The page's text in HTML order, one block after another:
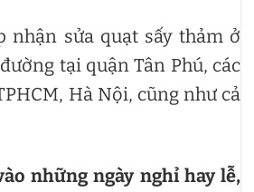
nhận sửa quạt sấy thảm ở
tại quận Tân Phú, các
Hà Nội, cũng như cả
những ngày nghỉ hay lễ,